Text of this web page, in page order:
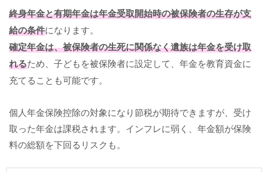
終身年金と有期年金は年金受取開始時の被保険者の生存が支
給の条件になります。
確定年金は、被保険者の生死に関係なく遺族は年金を受け取
れるため、子どもを被保険者に設定して、年金を教育資金に
充てることも可能です。
個人年金保険控除の対象になり節税が期待できますが、受け
取った年金は課税されます。インフレに弱く、年金額が保険
料の総額を下回るリスクも。